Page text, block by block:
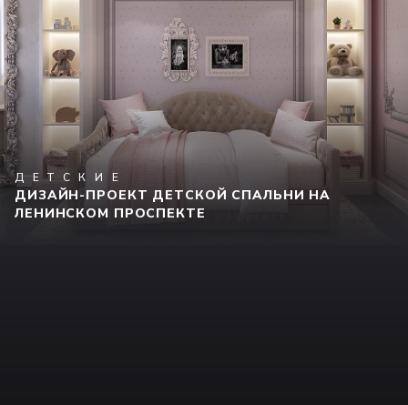
ДЕТСКИЕ
ДИЗАЙН-ПРОЕКТ ДЕТСКОЙ СПАЛЬНИ НА
ЛЕНИНСКОМ ПРОСПЕКТЕ